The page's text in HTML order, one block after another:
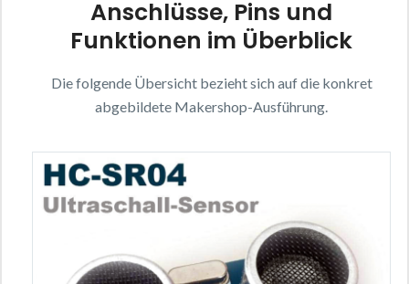
Anschlüsse, Pins und
Funktionen im Überblick
Die folgende Übersicht bezieht sich auf die konkret
abgebildete Makershop-Ausführung.